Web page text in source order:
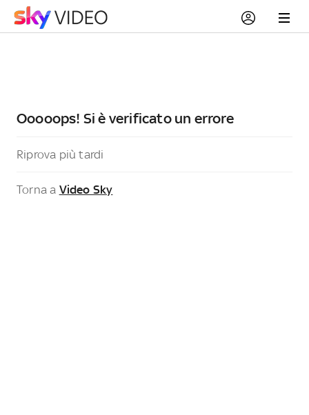
Ooooops! Si è verificato un errore
Riprova più tardi
Torna a Video Sky